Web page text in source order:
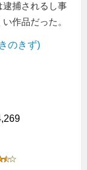
逮捕されるし事
作品だった。
のきず)